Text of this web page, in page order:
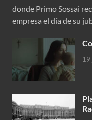
donde Primo Sossai
empresa el día de su
19